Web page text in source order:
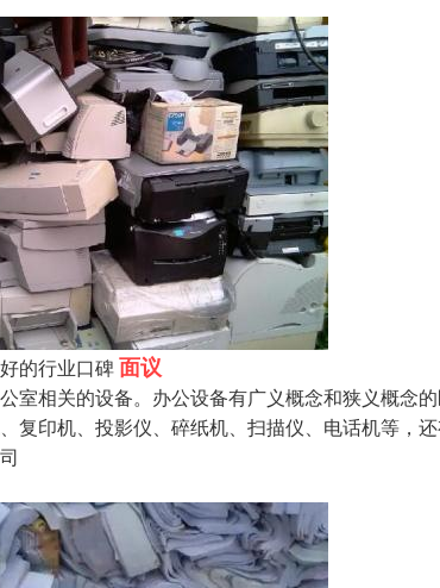
的行业口碑面议
室相关的设备。办公设备有广义概念和狭义概念
复印机、投影仪、碎纸机、扫描仪、电话机等，